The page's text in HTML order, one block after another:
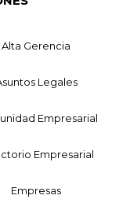
Alta Gerencia
Legales
Empresarial
Empresarial
Empresas